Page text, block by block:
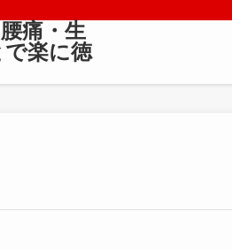
痛・生
楽に徳